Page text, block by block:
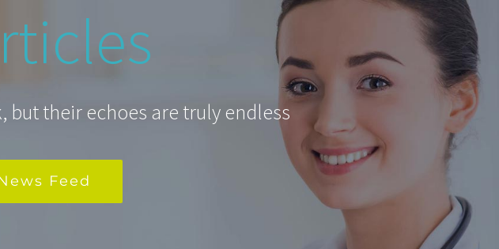
but their echoes are truly endless
Feed